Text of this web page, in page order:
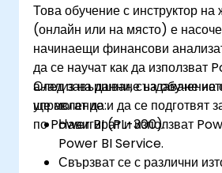
Това обучение с инструктор
(онлайн или на място) е
начинаещи финансови
да се научат как да използват
анализ на данни, създаване на
управление и да се подготвят
по Power BI (PL-300).
След завършване на
ще могат да:
Навигират и използват
Power BI Service.
Свързват се с различни